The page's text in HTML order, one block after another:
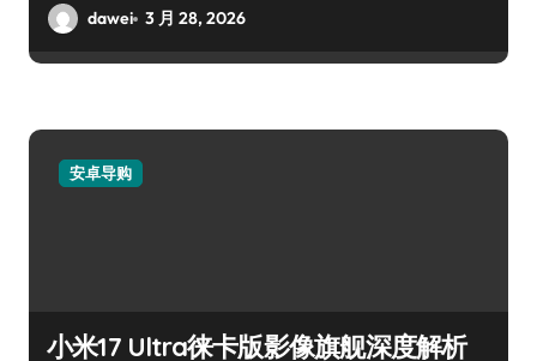
dawei 3 月 28, 2026
安卓导购
小米17 Ultra徕卡版影像旗舰深度解析